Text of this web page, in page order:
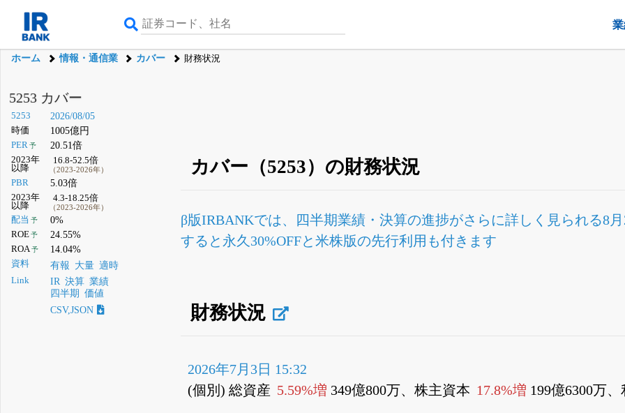
ホーム 情報・通信業 カバー 財務状況
5253 カバー
5253 2026/08/05
時価 1005億円
PER予 20.51倍
2023年
以降
16.8-52.5倍
（2023-2026年）
PBR 5.03倍
2023年
以降
4.3-18.25倍
（2023-2026年）
配当 予 0%
ROE予 24.55%
ROA予 14.04%
資料 有報 大量 適時
Link IR 決算 業績
四半期
価値
CSV,JSON
カバー（5253）の財務状況
β版IRBANKでは、 四半期業績・決算の進捗がさらに詳しく見られる8
すると永久30%OFFと米株版の先行利用も付きます
財務状況
2026年7月3日 15:32
(個別) 総資産 5.59%増 349億800万、株主資本 17.8%増 199億6300万